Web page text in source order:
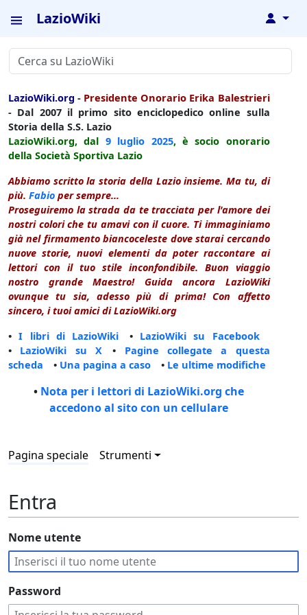
LazioWiki ↓
LazioWiki.org - Presidente Onorario Erika Balestrieri
- Dal 2007 il primo sito enciclopedico online sulla
Storia della S.S. Lazio
LazioWiki.org, dal 9 luglio 2025, è socio onorario
della Società Sportiva Lazio
Abbiamo scritto la storia della Lazio insieme. Ma tu, di
più. Fabio per sempre...
Proseguiremo la strada da te tracciata per l'amore dei
nostri colori che tu amavi con il cuore. Ti immaginiamo
già nel firmamento biancoceleste dove starai cercando
nuove storie, nuovi elementi da poter raccontare ai
lettori con il tuo stile inconfondibile. Buon viaggio
nostro grande Maestro! Guida ancora LazioWiki
ovunque tu sia, adesso più di prima! Con affetto
sincero, i tuoi amici di LazioWiki.org
•I libri di LazioWiki • LazioWiki su Facebook
• LazioWiki su X • Pagine collegate a questa
scheda • Una pagina a caso • Le ultime modifiche
• Nota per i lettori di LazioWiki.org che
accedono al sito con un cellulare
Pagina speciale Strumenti
Entra
Nome utente
Password